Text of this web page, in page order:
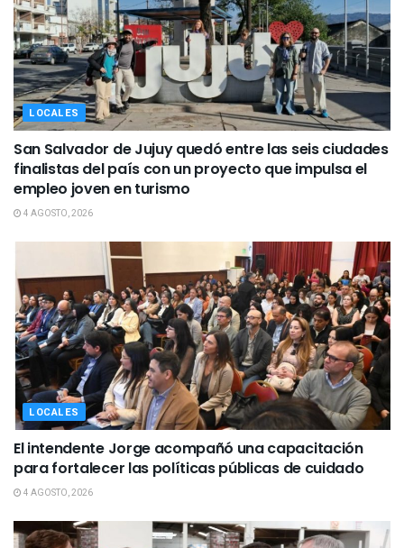
LOCALES
San Salvador de Jujuy quedó entre las seis ciudades
finalistas del país con un proyecto que impulsa el
empleo joven en turismo
4 AGOSTO, 2026
LOCALES
El intendente Jorge acompañó una capacitación
para fortalecer las políticas públicas de cuidado
4 AGOSTO, 2026